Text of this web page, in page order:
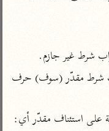
مركَّزة العبارة
تفسير الجلالين
تفسير البيضاوي
شرط غير جازم.
على استئناف مقدّر أي: